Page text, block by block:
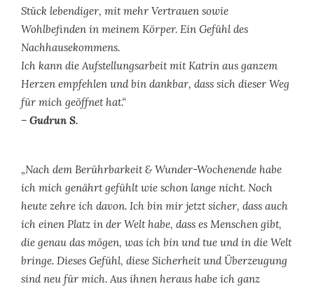
Stück lebendiger, mit mehr Vertrauen sowie
Wohlbefinden in meinem Körper. Ein Gefühl des
Nachhausekommens.
Ich kann die Aufstellungsarbeit mit Katrin aus ganzem
Herzen empfehlen und bin dankbar, dass sich dieser Weg
für mich geöffnet hat.“
– Gudrun S.
„Nach dem Berührbarkeit & Wunder-Wochenende habe
ich mich genährt gefühlt wie schon lange nicht. Noch
heute zehre ich davon. Ich bin mir jetzt sicher, dass auch
ich einen Platz in der Welt habe, dass es Menschen gibt,
die genau das mögen, was ich bin und tue und in die Welt
bringe. Dieses Gefühl, diese Sicherheit und Überzeugung
sind neu für mich. Aus ihnen heraus habe ich ganz